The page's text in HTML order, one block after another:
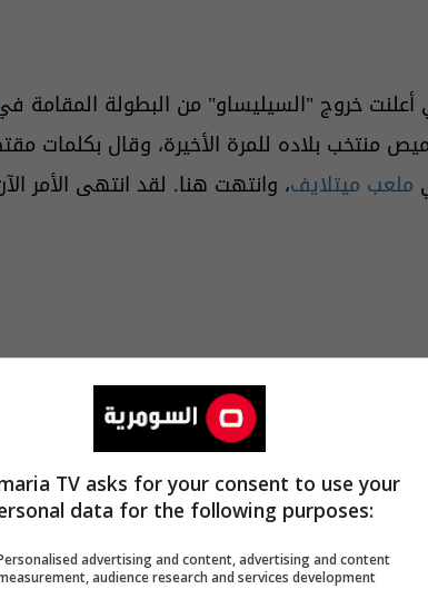
أعلنت خروج "السيليساو" من البطولة المقامة
منتخب بلاده للمرة الأخيرة، وقال بكلمات
ملعب ميتلايف، وانتهت هنا. لقد انتهى الأمر
TV asks for your consent to use your
data for the following purposes:
advertising and content, advertising and content
audience research and services development